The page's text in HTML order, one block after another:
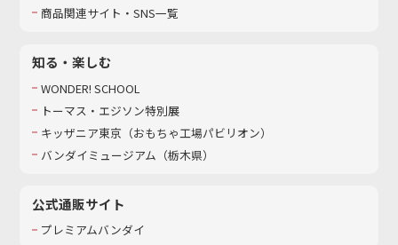
商品関連サイト・SNS一覧
知る・楽しむ
WONDER! SCHOOL
トーマス・エジソン特別展
キッザニア東京（おもちゃ工場パビリオン）​
バンダイミュージアム（栃木県）
公式通販サイト
プレミアムバンダイ